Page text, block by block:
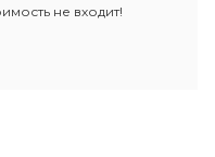
не входит!